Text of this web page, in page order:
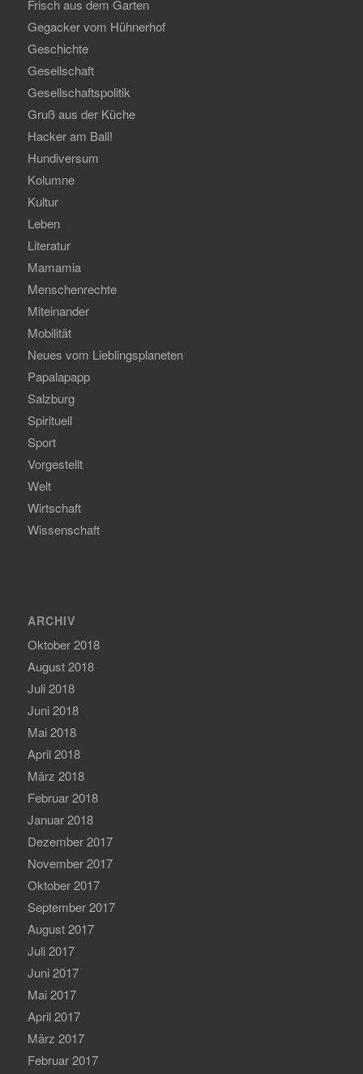
Frisch aus dem Garten
Gegacker vom Hühnerhof
Geschichte
Gesellschaft
Gesellschaftspolitik
Gruß aus der Küche
Hacker am Ball!
Hundiversum
Kolumne
Kultur
Leben
Literatur
Mamamia
Menschenrechte
Miteinander
Mobilität
Neues vom Lieblingsplaneten
Papalapapp
Salzburg
Spirituell
Sport
Vorgestellt
Welt
Wirtschaft
Wissenschaft
ARCHIV
Oktober 2018
August 2018
Juli 2018
Juni 2018
Mai 2018
April 2018
März 2018
Februar 2018
Januar 2018
Dezember 2017
November 2017
Oktober 2017
September 2017
August 2017
Juli 2017
Juni 2017
Mai 2017
April 2017
März 2017
Februar 2017